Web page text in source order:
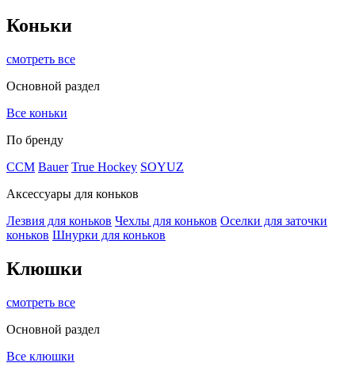
Коньки
смотреть все
Основной раздел
Все коньки
По бренду
ССМ Bauer True Hockey SOYUZ
Аксессуары для коньков
Лезвия для коньков Чехлы для коньков Оселки для заточки
коньков Шнурки для коньков
Клюшки
смотреть все
Основной раздел
Все клюшки